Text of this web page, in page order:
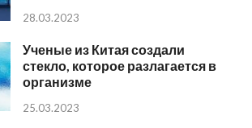
28.03.2023
Ученые из Китая создали
стекло, которое разлагается в
организме
25.03.2023